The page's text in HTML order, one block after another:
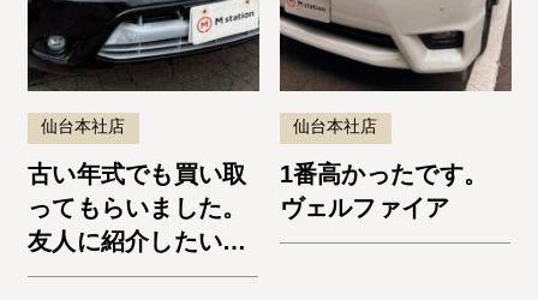
仙台本社店
古い年式でも買い取
ってもらいました。
友人に紹介したいと
思います。エスケー
仙台本社店
1番高かったです。
ヴェルファイア